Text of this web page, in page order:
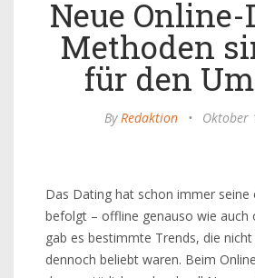
Neue
Methoden
für den
ByRedaktion • Oktober
Das Dating hat schon immer seine
befolgt – offline genauso wie auch
gab es bestimmte Trends, die
dennoch beliebt waren. Beim